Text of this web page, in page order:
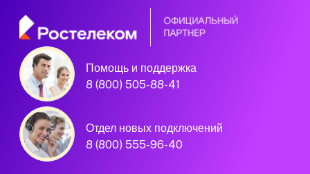
Помощь и поддержка
8 (800) 505-88-41
Отдел новых подключений
8 (800) 555-96-40
Официальный
партнер Ростелеком
Подключили новый интернет и